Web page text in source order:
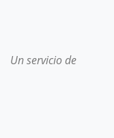
Un servicio de